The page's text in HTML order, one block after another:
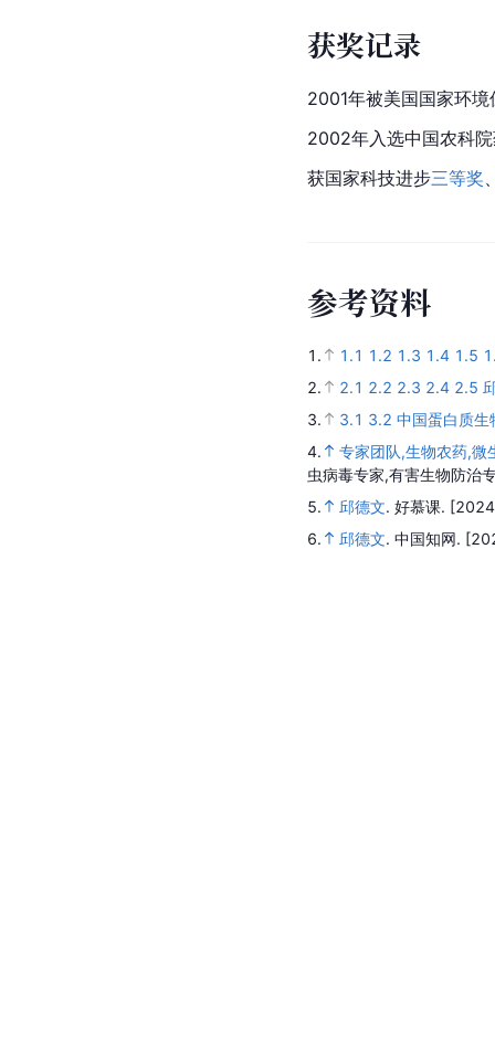
获奖记录
2001年被美国国家环
2002年入选中国农科院
获国家科技进步三等奖
参考资料
1. 1.1 1.2 1.3 1.4 1.5
2.
2.1 2.2 2.3 2.4 2.5
3.
3.1 3.2 中国蛋白质
4.
专家团队,生物农药,微
虫病毒专家,有害生物防治
5.
邱德文. 好慕课.
6.
邱德文. 中国知网.